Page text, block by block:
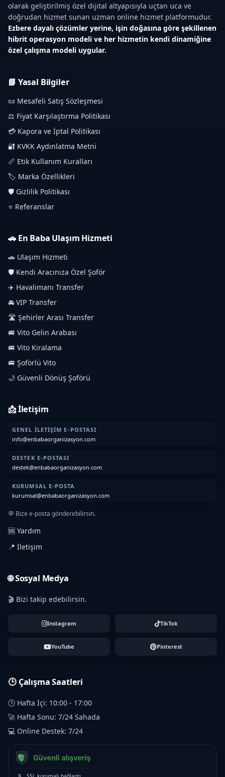
olarak geliştirilmiş özel dijital altyapısıyla uçtan uca ve
doğrudan hizmet sunan uzman online hizmet platformudur.
Ezbere dayalı çözümler yerine, işin doğasına göre şekillenen
hibrit operasyon modeli ve her hizmetin kendi dinamiğine
özel çalışma modeli uygular.
📘 Yasal Bilgiler
📜 Mesafeli Satış Sözleşmesi
⚖️ Fiyat Karşılaştırma Politikası
💳 Kapora ve İptal Politikası
🔐 KVKK Aydınlatma Metni
📏 Etik Kullanım Kuralları
🏷️ Marka Özellikleri
🛡️ Gizlilik Politikası
⭐ Referanslar
🚗 En Baba Ulaşım Hizmeti
🚗 Ulaşım Hizmeti
🛡️ Kendi Aracınıza Özel Şoför
✈️ Havalimanı Transfer
🚘 VIP Transfer
🛣️ Şehirler Arası Transfer
🚐 Vito Gelin Arabası
🚐 Vito Kiralama
🚐 Şoförlü Vito
🌙 Güvenli Dönüş Şoförü
📩 İletişim
GENEL İLETIŞIM E-POSTASI
info@enbabaorganizasyon.com
DESTEK E-POSTASI
destek@enbabaorganizasyon.com
KURUMSAL E-POSTA
kurumsal@enbabaorganizasyon.com
💬 Bize e-posta gönderebilirsin.
🆘 Yardım
📍 İletişim
🌐 Sosyal Medya
🎬 Bizi takip edebilirsin.
Instagram TikTok
YouTube Pinterest
🕒 Çalışma Saatleri
🕒 Hafta İçi: 10:00 - 17:00
🚀 Hafta Sonu: 7/24 Sahada
💻 Online Destek: 7/24